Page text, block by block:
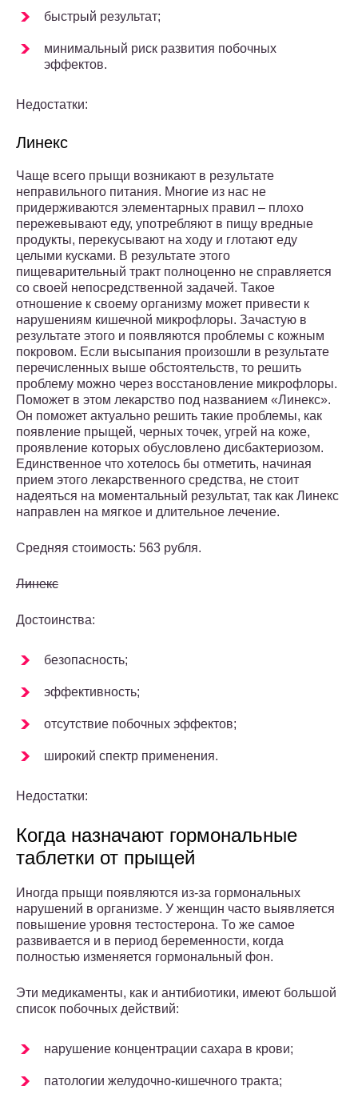
быстрый результат;
минимальный риск развития побочных
эффектов.
Недостатки:
Линекс
Чаще всего прыщи возникают в результате
неправильного питания. Многие из нас не
придерживаются элементарных правил – плохо
пережевывают еду, употребляют в пищу вредные
продукты, перекусывают на ходу и глотают еду
целыми кусками. В результате этого
пищеварительный тракт полноценно не справляется
со своей непосредственной задачей. Такое
отношение к своему организму может привести к
нарушениям кишечной микрофлоры. Зачастую в
результате этого и появляются проблемы с кожным
покровом. Если высыпания произошли в результате
перечисленных выше обстоятельств, то решить
проблему можно через восстановление микрофлоры.
Поможет в этом лекарство под названием «Линекс».
Он поможет актуально решить такие проблемы, как
появление прыщей, черных точек, угрей на коже,
проявление которых обусловлено дисбактериозом.
Единственное что хотелось бы отметить, начиная
прием этого лекарственного средства, не стоит
надеяться на моментальный результат, так как Линекс
направлен на мягкое и длительное лечение.
Средняя стоимость: 563 рубля.
Линекс
Достоинства:
безопасность;
эффективность;
отсутствие побочных эффектов;
широкий спектр применения.
Недостатки:
Когда назначают гормональные
таблетки от прыщей
Иногда прыщи появляются из-за гормональных
нарушений в организме. У женщин часто выявляется
повышение уровня тестостерона. То же самое
развивается и в период беременности, когда
полностью изменяется гормональный фон.
Эти медикаменты, как и антибиотики, имеют большой
список побочных действий:
нарушение концентрации сахара в крови;
патологии желудочно-кишечного тракта;